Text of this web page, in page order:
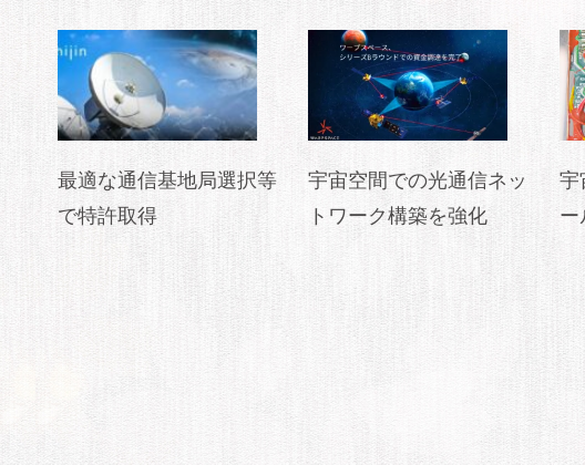
最適な通信基地局選択等
で特許取得
宇宙空間での光通信ネッ
トワーク構築を強化
宇
ー